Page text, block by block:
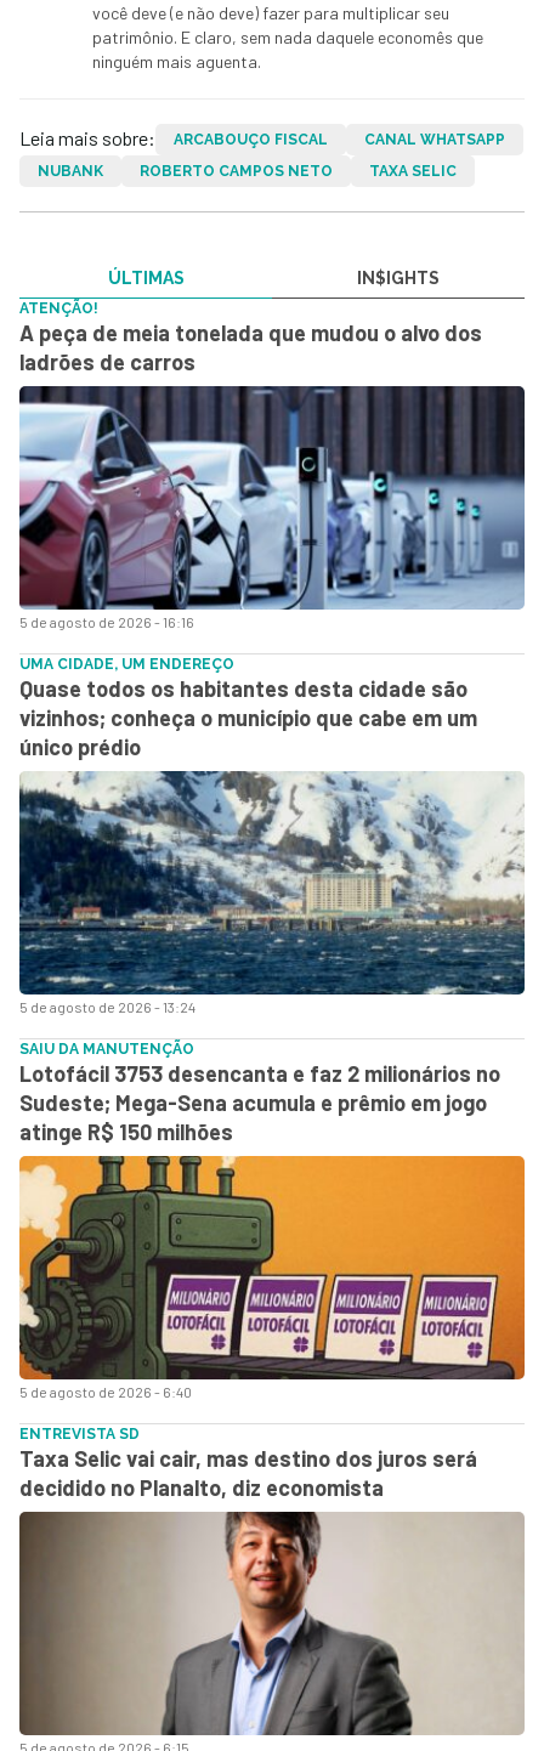
você deve (e não deve) fazer para multiplicar seu
patrimônio. E claro, sem nada daquele economês que
ninguém mais aguenta.
Leia mais sobre: ARCABOUÇO FISCAL
CANAL WHATSAPP
NUBANK
ROBERTO CAMPOS NETO TAXA SELIC
ÚLTIMAS IN$IGHTS
5 de agosto de 2026 - 16:16
ATENÇÃO!
A peça de meia tonelada que mudou o alvo dos
ladrões de carros
5 de agosto de 2026 - 13:24
UMA CIDADE, UM ENDEREÇO
Quase todos os habitantes desta cidade são
vizinhos; conheça o município que cabe em um
único prédio
5 de agosto de 2026 - 6:40
SAIU DA MANUTENÇÃO
Lotofácil 3753 desencanta e faz 2 milionários no
Sudeste; Mega-Sena acumula e prêmio em jogo
atinge R$ 150 milhões
5 de agosto de 2026 - 6:15
ENTREVISTA SD
Taxa Selic vai cair, mas destino dos juros será
decidido no Planalto, diz economista